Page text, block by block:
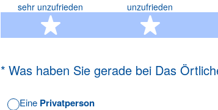
sehr unzufrieden
1 Stern
unzufrieden
2
* Was haben Sie gerade bei Das
(Erforderlich.)
Eine Privatperson